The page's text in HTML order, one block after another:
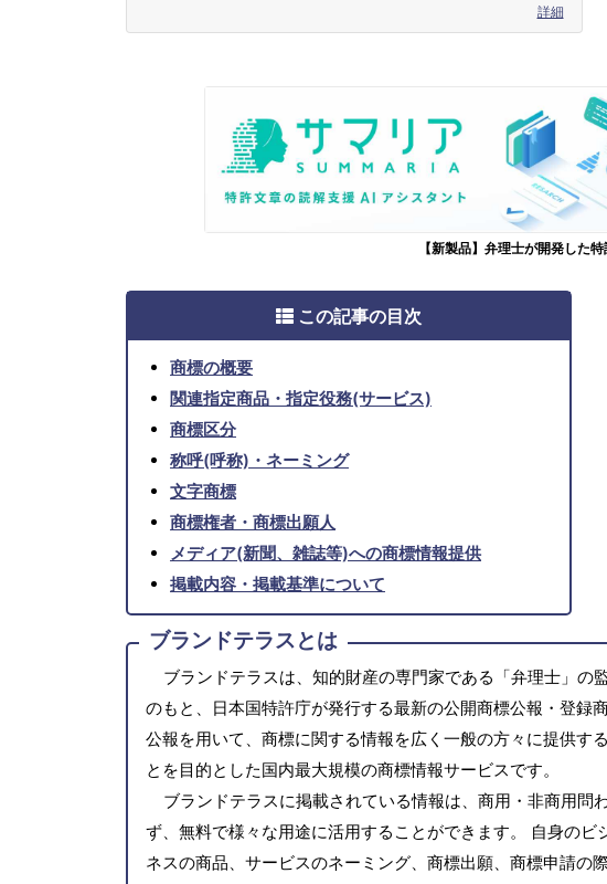
詳細
【新製品】弁理士が開発した
この記事の目次
商標の概要
関連指定商品・指定役務(サービス)
商標区分
称呼(呼称)・ネーミング
文字商標
商標権者・商標出願人
メディア(新聞、雑誌等)への商標情報提供
掲載内容・掲載基準について
ブランドテラスとは
ブランドテラスは、知的財産の専門家である「弁理士」の
のもと、日本国特許庁が発行する最新の公開商標公報・登録
公報を用いて、商標に関する情報を広く一般の方々に提供す
とを目的とした国内最大規模の商標情報サービスです。
ブランドテラスに掲載されている情報は、商用・非商用問
ず、無料で様々な用途に活用することができます。 自身のビ
ネスの商品、サービスのネーミング、商標出願、商標申請の